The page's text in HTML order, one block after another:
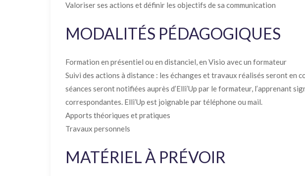
Valoriser ses actions et définir les objectifs de sa communication
MODALITÉS PÉDAGOGIQUES
Formation en présentiel ou en distanciel, en Visio avec un formateur
Suivi des actions à distance : les échanges et travaux réalisés seront en
séances seront notifiées auprès d’Elli’Up par le formateur, l’apprenant
correspondantes. Elli’Up est joignable par téléphone ou mail.
Apports théoriques et pratiques
Travaux personnels
MATÉRIEL À PRÉVOIR